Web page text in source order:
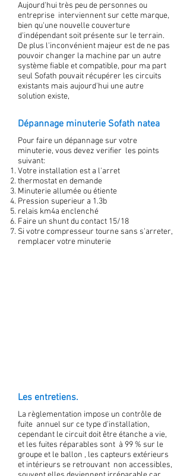
Aujourd'hui très peu de personnes ou
entreprise interviennent sur cette marque,
bien qu'une nouvelle couverture
d'indépendant soit présente sur le terrain.
De plus l'inconvénient majeur est de ne pas
pouvoir changer la machine par un autre
système fiable et compatible, pour ma part
seul Sofath pouvait récupérer les circuits
existants mais aujourd'hui une autre
solution existe,
Dépannage minuterie Sofath natea
Pour faire un dépannage sur votre
minuterie, vous devez verifier les points
suivant:
Votre installation est a l'arret
thermostat en demande
Minuterie allumée ou étiente
Pression superieur a 1.3b
relais km4a enclenché
Faire un shunt du contact 15/18
Si votre compresseur tourne sans s'arreter,
remplacer votre minuterie
Les entretiens.
La règlementation impose un contrôle de
fuite annuel sur ce type d'installation,
cependant le circuit doit être étanche a vie,
et les fuites réparables sont à 99 % sur le
groupe et le ballon , les capteurs extérieurs
et intérieurs se retrouvant non accessibles,